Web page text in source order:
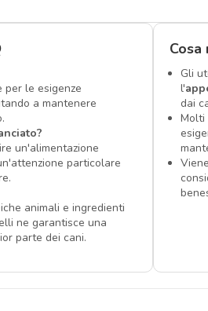
per le esigenze
a mantenere
un'alimentazione
particolare
animali e ingredienti
ne garantisce una
parte dei cani.
Gli
l'
dai
Molti